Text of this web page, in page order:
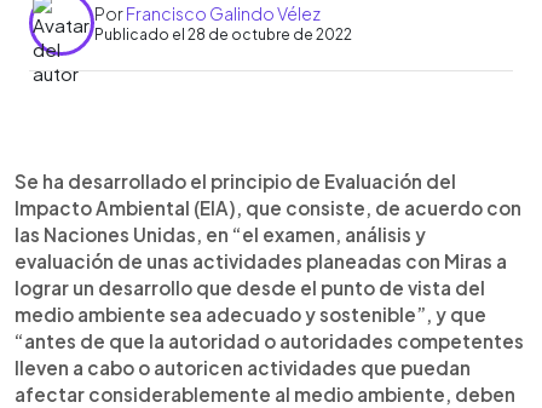
PorFrancisco Galindo Vélez
Publicado el 28 de octubre de 2022
► Escuchar artículo
Se ha desarrollado el principio de Evaluación del
Impacto Ambiental (EIA), que consiste, de acuerdo con
las Naciones Unidas, en “el examen, análisis y
evaluación de unas actividades planeadas con Miras a
lograr un desarrollo que desde el punto de vista del
medio ambiente sea adecuado y sostenible”, y que
“antes de que la autoridad o autoridades competentes
lleven a cabo o autoricen actividades que puedan
afectar considerablemente al medio ambiente, deben